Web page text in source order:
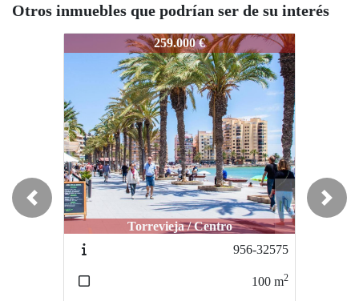
Otros inmuebles que podrían ser de su interés
259.000 €
Torrevieja / Centro
956-32575
919-JJ1130 295.000 €
Torrevieja / Centro
951-TME818
Previous Next